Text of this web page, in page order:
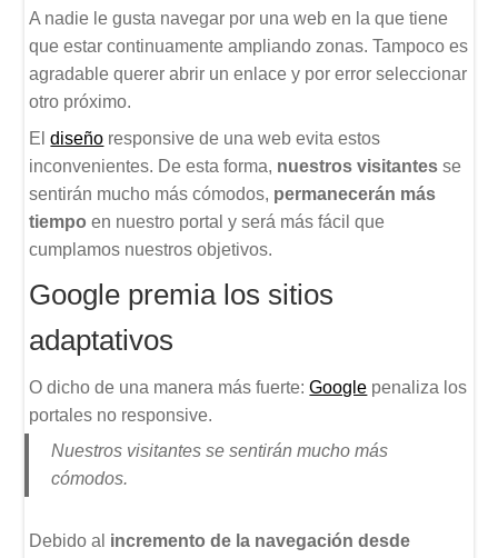
A nadie le gusta navegar por una web en la que tiene
que estar continuamente ampliando zonas. Tampoco es
agradable querer abrir un enlace y por error seleccionar
otro próximo.
Eldiseño responsive de una web evita estos
inconvenientes. De esta forma, nuestros visitantes se
sentirán mucho más cómodos, permanecerán más
tiempo en nuestro portal y será más fácil que
cumplamos nuestros objetivos.
Google premia los sitios
adaptativos
O dicho de una manera más fuerte:Google penaliza los
portales no responsive.
Nuestros visitantes se sentirán mucho más
cómodos.
Debido al incremento de la navegación desde